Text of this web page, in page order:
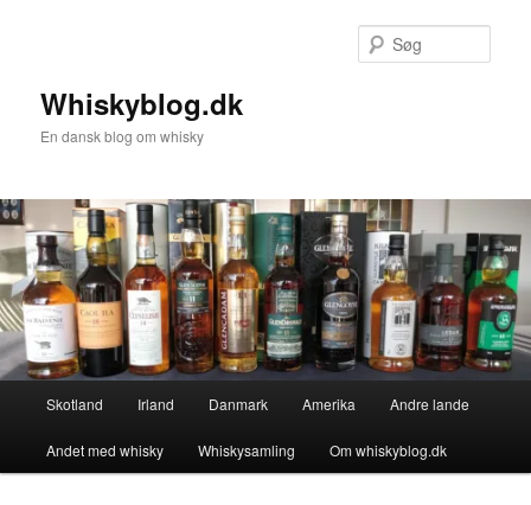
Whiskyblog.dk
En dansk blog om whisky
Skotland Irland Danmark Amerika Andre lande
Andet med whisky Whiskysamling Om whiskyblog.dk